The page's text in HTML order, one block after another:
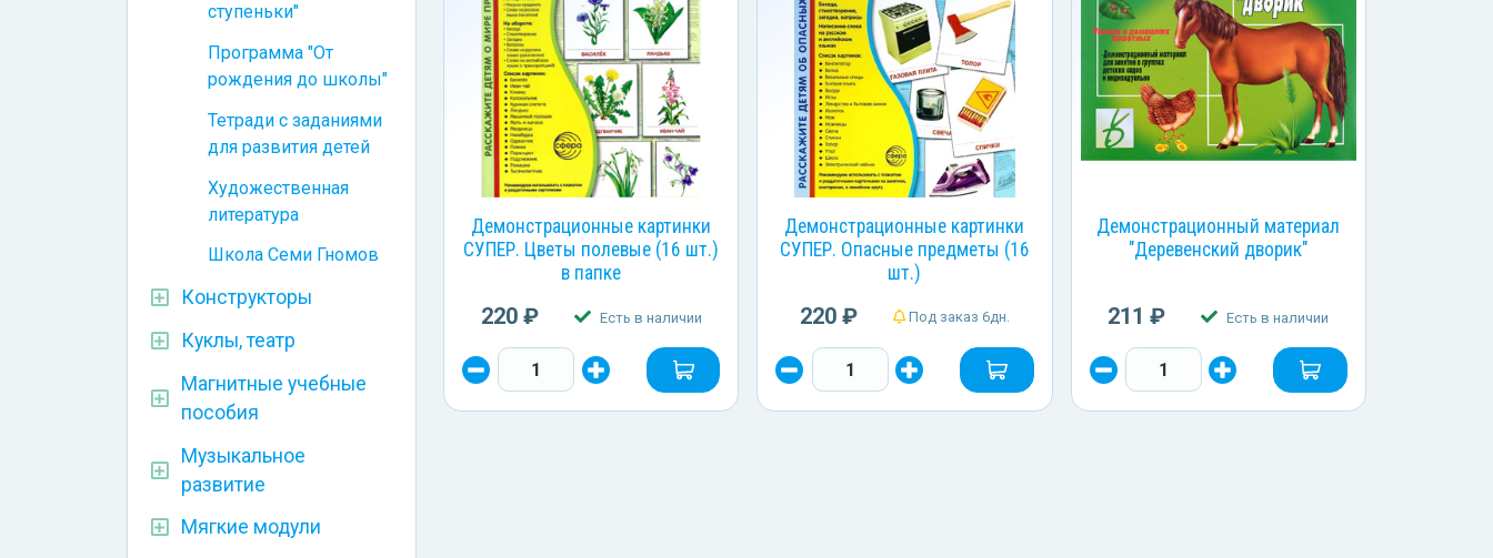
ступеньки"
Программа "От
рождения до школы"
Тетради с заданиями
для развития детей
Художественная
литература
Школа Семи Гномов
Конструкторы
Куклы, театр
Магнитные учебные
пособия
Музыкальное
развитие
Мягкие модули
Демонстрационные картинки
СУПЕР. Цветы полевые (16 шт.)
в папке
220 ₽ Есть в наличии
Демонстрационные картинки
СУПЕР. Опасные предметы (16
шт.)
220 ₽ Под заказ 6дн.
Демонстрационный материал
"Деревенский дворик"
211 ₽ Есть в наличии